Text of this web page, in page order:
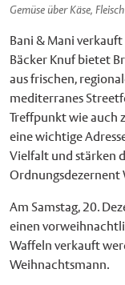
Gemüse über Käse,
Bani & Mani
Bäcker Knuf bietet
aus frischen,
mediterranes
Treffpunkt wie auch
eine wichtige
Vielfalt und stärken
Ordnungsdezernent
Am Samstag, 20.
einen
Waffeln verkauft
Weihnachtsmann.